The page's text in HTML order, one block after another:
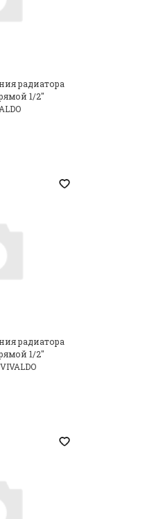
радиатора
1/2"
радиатора
1/2"